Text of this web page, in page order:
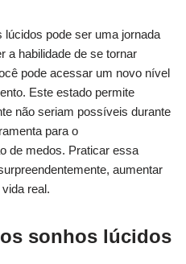
pode ser uma jornada
a habilidade de se tornar
pode acessar um novo nível
Este estado permite
não seriam possíveis durante
para o
de medos. Praticar essa
aumentar
real.
sonhos lúcidos